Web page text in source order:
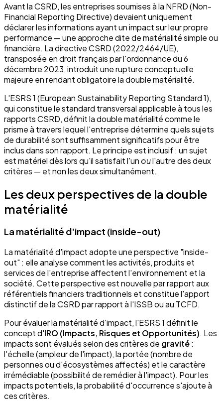
Avant la CSRD, les entreprises soumises à la NFRD (Non-
Financial Reporting Directive) devaient uniquement
déclarer les informations ayant un impact sur leur propre
performance — une approche dite de matérialité simple ou
financière. La directive CSRD (2022/2464/UE),
transposée en droit français par l'ordonnance du 6
décembre 2023, introduit une rupture conceptuelle
majeure en rendant obligatoire la double matérialité.
L'ESRS 1 (European Sustainability Reporting Standard 1),
qui constitue le standard transversal applicable à tous les
rapports CSRD, définit la double matérialité comme le
prisme à travers lequel l'entreprise détermine quels sujets
de durabilité sont suffisamment significatifs pour être
inclus dans son rapport. Le principe est inclusif : un sujet
est matériel dès lors qu'il satisfait l'un oul'autre des deux
critères — et non les deux simultanément.
Les deux perspectives de la double
matérialité
La matérialité d'impact (inside-out)
La matérialité d'impact adopte une perspective "inside-
out" : elle analyse comment les activités, produits et
services de l'entreprise affectent l'environnement et la
société. Cette perspective est nouvelle par rapport aux
référentiels financiers traditionnels et constitue l'apport
distinctif de la CSRD par rapport à l'ISSB ou au TCFD.
Pour évaluer la matérialité d'impact, l'ESRS 1 définit le
concept d'IRO (Impacts, Risques et Opportunités). Les
impacts sont évalués selon des critères de gravité:
l'échelle (ampleur de l'impact), la portée (nombre de
personnes ou d'écosystèmes affectés) et le caractère
irrémédiable (possibilité de remédier à l'impact). Pour les
impacts potentiels, la probabilité d'occurrence s'ajoute à
ces critères.